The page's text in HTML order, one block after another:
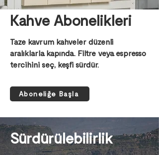
Kahve Abonelikleri
Taze kavrum kahveler düzenli
aralıklarla kapında. Filtre veya espresso
tercihini seç, keşfi sürdür.
Aboneliğe Başla
Sürdürülebilirlik